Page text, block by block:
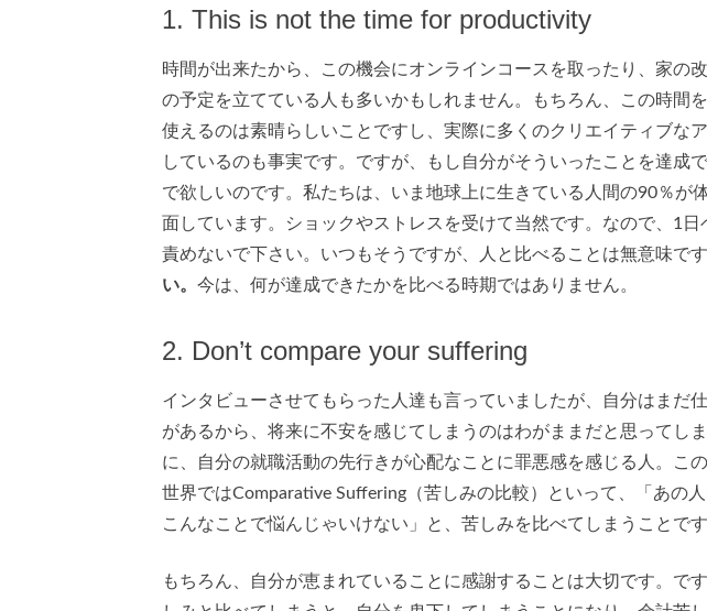
1. This is not the time for productivity
時間が出来たから、この機会にオンラインコースを取ったり、家の
の予定を立てている人も多いかもしれません。もちろん、この時間
使えるのは素晴らしいことですし、実際に多くのクリエイティブな
しているのも事実です。ですが、もし自分がそういったことを達成
で欲しいのです。私たちは、いま地球上に生きている人間の90％が
面しています。ショックやストレスを受けて当然です。なので、1
責めないで下さい。いつもそうですが、人と比べることは無意味です
い。 今は、何が達成できたかを比べる時期ではありません。
2. Don’t compare your suffering
インタビューさせてもらった人達も言っていましたが、自分はまだ
があるから、将来に不安を感じてしまうのはわがままだと思ってし
に、自分の就職活動の先行きが心配なことに罪悪感を感じる人。こ
世界ではComparative Suffering（苦しみの比較）といって、「あの
こんなことで悩んじゃいけない」と、苦しみを比べてしまうことです
もちろん、自分が恵まれていることに感謝することは大切です。で